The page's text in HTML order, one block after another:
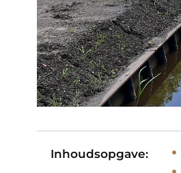
Inhoudsopgave: